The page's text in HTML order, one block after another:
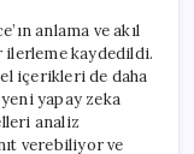
anlama ve akıl
kaydedildi.
içerikleri de daha
yapay zeka
analiz
verebiliyor ve